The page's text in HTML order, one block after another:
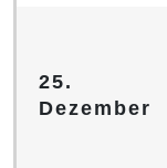
25.
Dezember